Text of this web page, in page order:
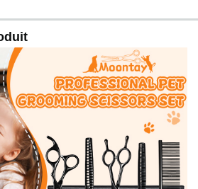
que votre tondeuse
état pour un toilettage fluide
fois